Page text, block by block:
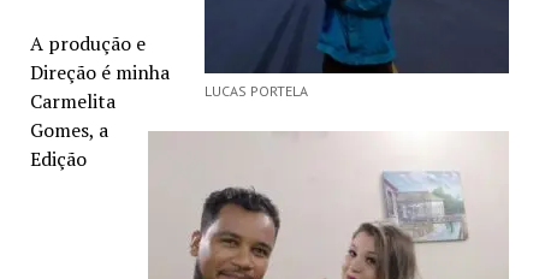
LUCAS PORTELA
A produção e
Direção é minha
Carmelita
Gomes, a
Edição